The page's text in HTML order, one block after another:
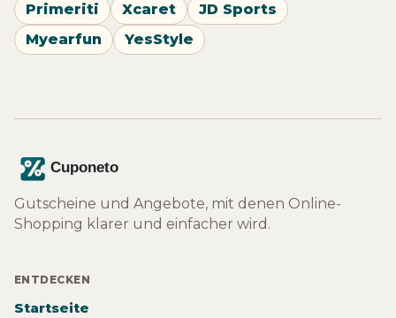
Primeriti
Xcaret
JD Sports
Myearfun
YesStyle
Gutscheine und Angebote, mit denen Online-
Shopping klarer und einfacher wird.
ENTDECKEN
Startseite